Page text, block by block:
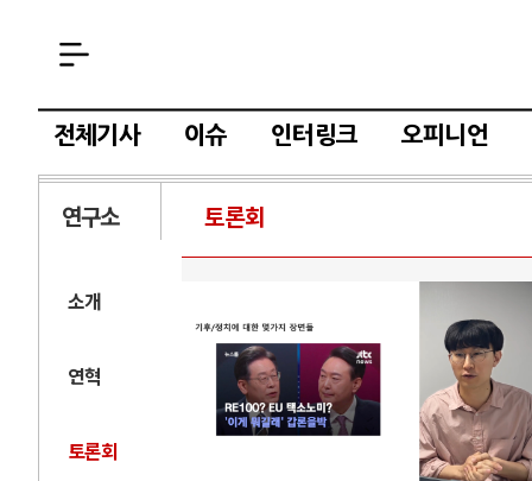
전체기사 이슈 인터링크 오피니언
연구소 토론회
소개
연혁
토론회